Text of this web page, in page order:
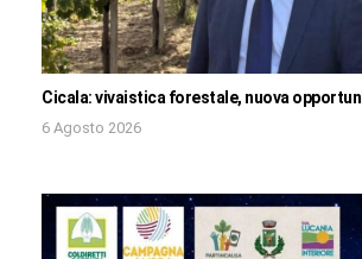
Cicala: vivaistica forestale, nuova
6 Agosto 2026